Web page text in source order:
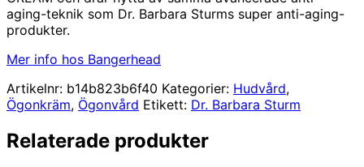
aging-teknik som Dr. Barbara Sturms super anti-aging-
produkter.
Mer info hos Bangerhead
Artikelnr: b14b823b6f40 Kategorier: Hudvård,
Ögonkräm, Ögonvård Etikett: Dr. Barbara Sturm
Relaterade produkter